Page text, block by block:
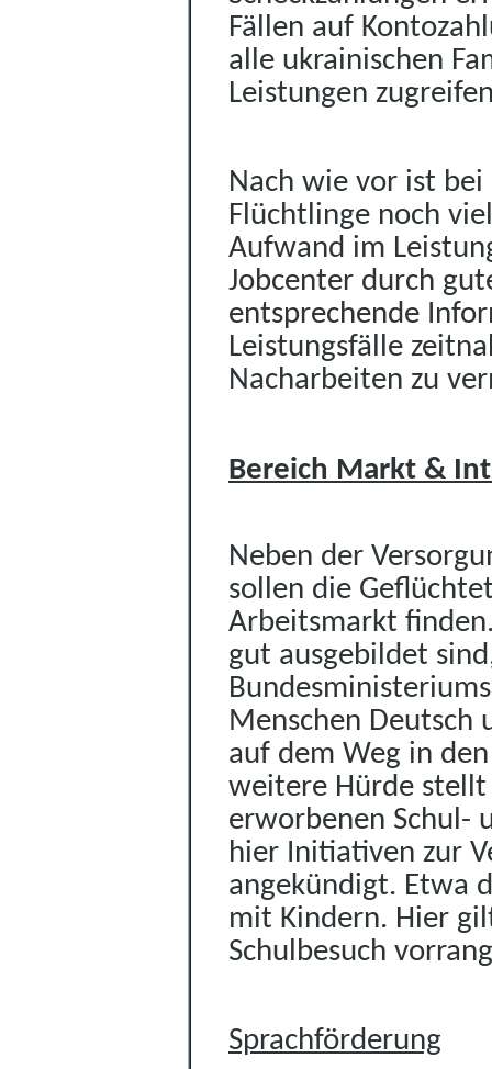
Fällen auf
alle ukrainischen
Leistungen
Nach wie vor ist
Flüchtlinge noch
Aufwand im
Jobcenter durch
entsprechende
Leistungsfälle
Nacharbeiten zu
Bereich Markt &
Neben der
sollen die
Arbeitsmarkt
gut ausgebildet
Bundesministeriums
Menschen Deutsch
auf dem Weg in
weitere Hürde stellt
erworbenen Schul-
hier Initiativen zur
angekündigt. Etwa
mit Kindern. Hier
Schulbesuch
Sprachförderung